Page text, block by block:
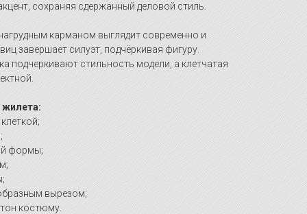
сохраняя сдержанный деловой стиль.
карманом выглядит современно и
завершает силуэт, подчёркивая фигуру.
подчеркивают стильность модели, а клетчатая
жилета:
формы;
вырезом;
костюму.